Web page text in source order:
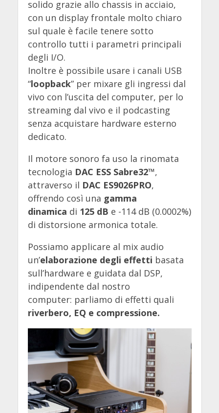
solido grazie allo chassis in acciaio,
con un display frontale molto chiaro
sul quale è facile tenere sotto
controllo tutti i parametri principali
degli I/O.
Inoltre è possibile usare i canali USB
“loopback” per mixare gli ingressi dal
vivo con l’uscita del computer, per lo
streaming dal vivo e il podcasting
senza acquistare hardware esterno
dedicato.
Il motore sonoro fa uso la rinomata
tecnologia DAC ESS Sabre32™,
attraverso il DAC ES9026PRO,
offrendo così una gamma
dinamica di 125 dB e -114 dB (0.0002%)
di distorsione armonica totale.
Possiamo applicare al mix audio
un’elaborazione degli effetti basata
sull’hardware e guidata dal DSP,
indipendente dal nostro
computer: parliamo di effetti quali
riverbero, EQ e compressione.